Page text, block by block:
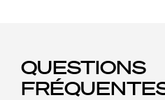
QUESTIONS